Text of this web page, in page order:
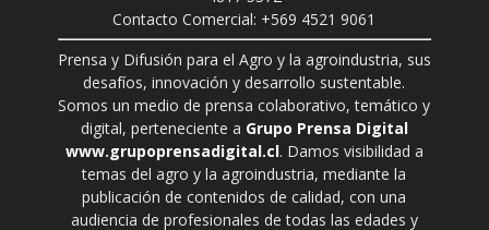
Contacto Comercial: +569 4521 9061
Prensa y Difusión para el Agro y la agroindustria, sus
desafíos, innovación y desarrollo sustentable.
Somos un medio de prensa colaborativo, temático y
digital, perteneciente a Grupo Prensa Digital
www.grupoprensadigital.cl. Damos visibilidad a
temas del agro y la agroindustria, mediante la
publicación de contenidos de calidad, con una
audiencia de profesionales de todas las edades y